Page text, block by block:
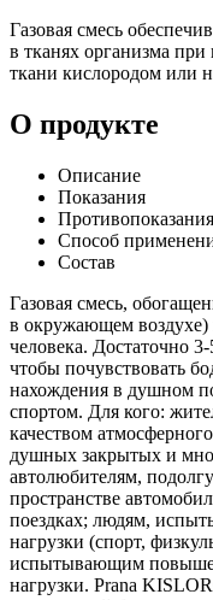
Газовая смесь
в тканях организма
ткани кислородом или
О продукте
Описание
Показания
Противопоказания
Способ
Состав
Газовая смесь,
в окружающем воздухе)
человека. Достаточно
чтобы почувствовать
нахождения в душном
спортом. Для кого:
качеством
душных закрытых и
автолюбителям,
пространстве
поездках; людям,
нагрузки (спорт,
испытывающим
нагрузки. Prana